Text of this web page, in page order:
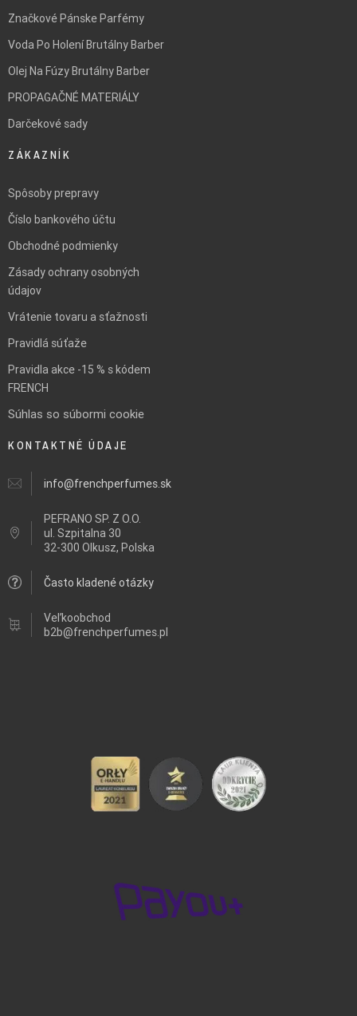
Značkové Pánske Parfémy
Voda Po Holení Brutálny Barber
Olej Na Fúzy Brutálny Barber
PROPAGAČNÉ MATERIÁLY
Darčekové sady
ZÁKAZNÍK
Spôsoby prepravy
Číslo bankového účtu
Obchodné podmienky
Zásady ochrany osobných
údajov
Vrátenie tovaru a sťažnosti
Pravidlá súťaže
Pravidla akce -15 % s kódem
FRENCH
Súhlas so súbormi cookie
KONTAKTNÉ ÚDAJE
info@frenchperfumes.sk
PEFRANO SP. Z O.O.
ul. Szpitalna 30
32-300 Olkusz, Polska
Často kladené otázky
Veľkoobchod
b2b@frenchperfumes.pl